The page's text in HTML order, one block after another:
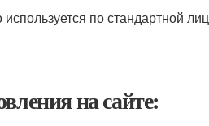
по стандартной
на сайте: